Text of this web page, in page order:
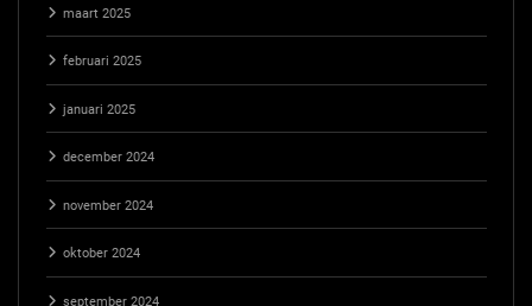
maart 2025
februari 2025
januari 2025
december 2024
november 2024
oktober 2024
september 2024